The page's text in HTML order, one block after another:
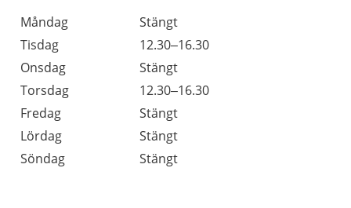
Måndag
Stängt
Tisdag
12.30–16.30
Onsdag
Stängt
Torsdag
12.30–16.30
Fredag
Stängt
Lördag
Stängt
Söndag
Stängt